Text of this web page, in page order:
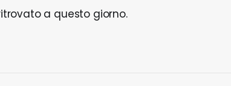
a questo giorno.